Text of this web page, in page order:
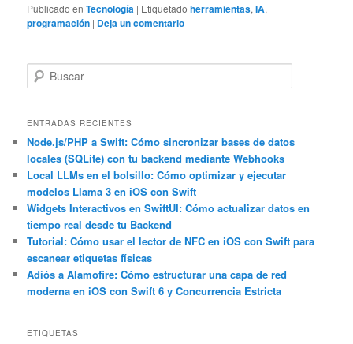
Publicado en Tecnología | Etiquetado herramientas,IA,
programación | Deja un comentario
u
c
a
r
ENTRADAS RECIENTES
Node.js/PHP a Swift: Cómo sincronizar bases de datos
locales (SQLite) con tu backend mediante Webhooks
Local LLMs en el bolsillo: Cómo optimizar y ejecutar
modelos Llama 3 en iOS con Swift
Widgets Interactivos en SwiftUI: Cómo actualizar datos en
tiempo real desde tu Backend
Tutorial: Cómo usar el lector de NFC en iOS con Swift para
escanear etiquetas físicas
Adiós a Alamofire: Cómo estructurar una capa de red
moderna en iOS con Swift 6 y Concurrencia Estricta
ETIQUETAS